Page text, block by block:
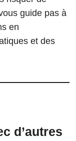
guide pas à
en
et des
d’autres